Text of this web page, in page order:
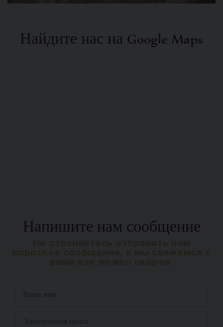
Найдите нас на Google Maps
Напишите нам сообщение